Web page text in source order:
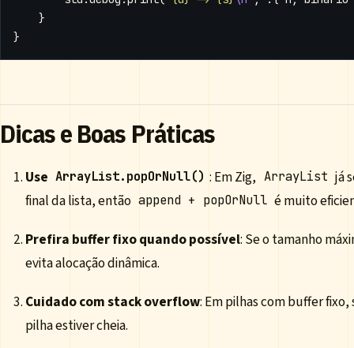
}
}
Dicas e Boas Práticas
Use ArrayList.popOrNull() : Em Zig, ArrayList já
final da lista, então append + popOrNull é muito
Prefira buffer fixo quando possível: Se o tamanho
evita alocação dinâmica.
Cuidado com stack overflow: Em pilhas com buffer
pilha estiver cheia.